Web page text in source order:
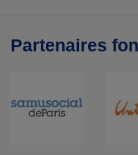
Partenaires